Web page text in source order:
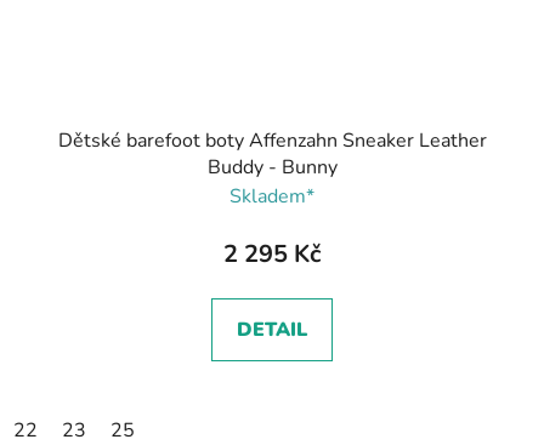
Dětské barefoot boty Affenzahn Sneaker Leather
Buddy - Bunny
Skladem*
2 295 Kč
DETAIL
22 23 25